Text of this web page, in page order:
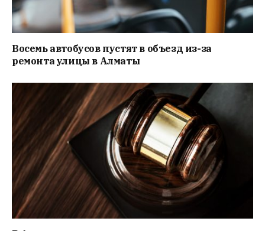
Восемь автобусов пустят в объезд из-за
ремонта улицы в Алматы